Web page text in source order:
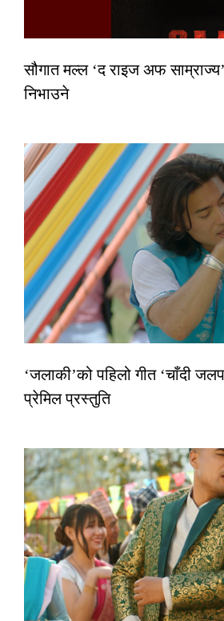
सौगात मल्ल ‘द राइज अफ
निभाउने
‘जलाकी’को पहिलो गीत ‘चाँदी
प्रेमिल प्रस्तुति